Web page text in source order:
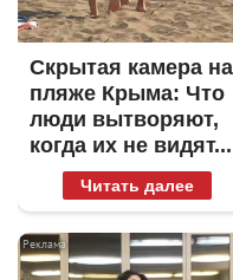
Скрытая камера на
пляже Крыма: Что
люди вытворяют,
когда их не видят...
Читать далее